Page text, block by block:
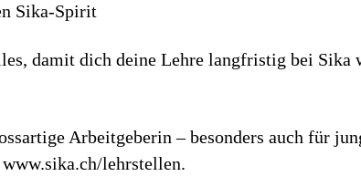
Sika-Spirit
damit dich deine Lehre langfristig bei Sika
Arbeitgeberin – besonders auch für
lehrstellen.